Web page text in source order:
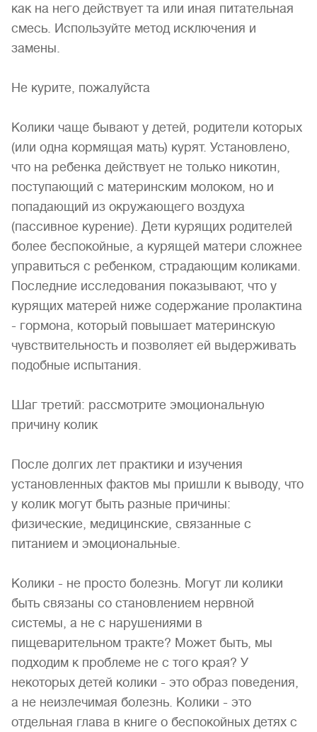
как на него действует та или иная питательная
смесь. Используйте метод исключения и
замены.
Не курите, пожалуйста
Колики чаще бывают у детей, родители которых
(или одна кормящая мать) курят. Установлено,
что на ребенка действует не только никотин,
поступающий с материнским молоком, но и
попадающий из окружающего воздуха
(пассивное курение). Дети курящих родителей
более беспокойные, а курящей матери сложнее
управиться с ребенком, страдающим коликами.
Последние исследования показывают, что у
курящих матерей ниже содержание пролактина
- гормона, который повышает материнскую
чувствительность и позволяет ей выдерживать
подобные испытания.
Шаг третий: рассмотрите эмоциональную
причину колик
После долгих лет практики и изучения
установленных фактов мы пришли к выводу, что
у колик могут быть разные причины:
физические, медицинские, связанные с
питанием и эмоциональные.
Колики - не просто болезнь. Могут ли колики
быть связаны со становлением нервной
системы, а не с нарушениями в
пищеварительном тракте? Может быть, мы
подходим к проблеме не с того края? У
некоторых детей колики - это образ поведения,
а не неизлечимая болезнь. Колики - это
отдельная глава в книге о беспокойных детях с